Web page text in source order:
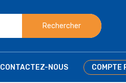
Rechercher
CONTACTEZ-NOUS COMPTE